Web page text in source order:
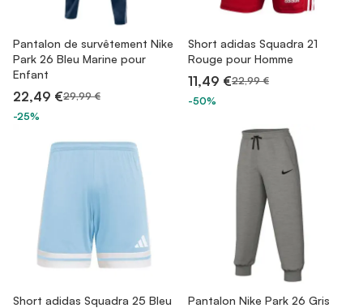
Pantalon de survêtement Nike
Park 26 Bleu Marine pour
Enfant
22,49 €29,99 €
-25%
Short adidas Squadra 21
Rouge pour Homme
11,49 €22,99 €
-50%
Short adidas Squadra 25 Bleu
Pantalon Nike Park 26 Gris